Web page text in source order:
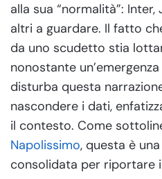
alla sua “normalità”:
altri a guardare. Il fatto
da uno scudetto stia
nonostante
disturba questa
nascondere i dati,
il contesto. Come
Napolissimo, questa è
consolidata per riportare